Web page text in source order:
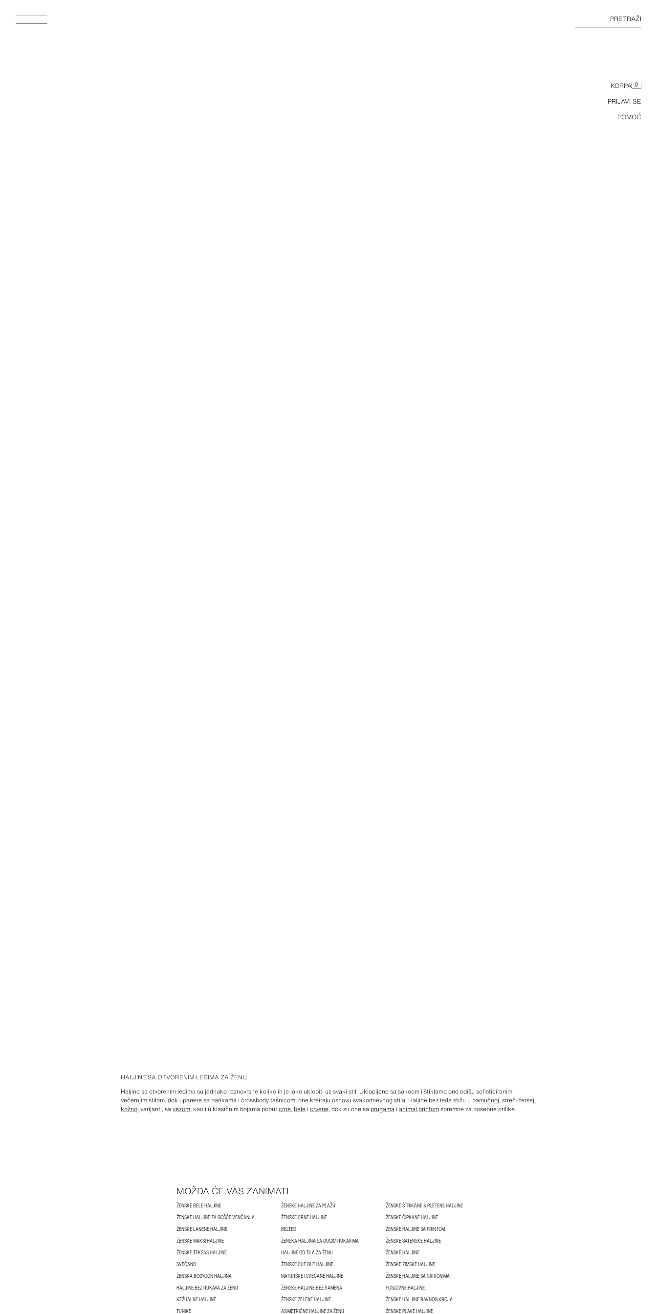
PRETRAŽI
KORPA 0
PRIJAVI SE
POMOĆ
HALJINE SA OTVORENIM LEĐIMA ZA ŽENU
Haljine sa otvorenim leđima su jednako raznovrsne koliko ih je lako uklopiti uz svaki stil. Uklopljene sa sakoom i štiklama one odišu sofisticiranim
večernjim stilom, dok uparene sa parikama i crossbody tašnicom, one kreiraju osnovu svakodnevnog stila. Haljine bez leđa stižu u pamučnoj, streč-žersej,
kožnoj varijanti, savezom, kao i u klasičnim bojama poputcrne, bele icrvene, dok su one sa prugama ianimal printomspremne za posebne prilike.
MOŽDA ĆE VAS ZANIMATI
ŽENSKE BELE HALJINE ŽENSKE HALJINE ZA PLAŽU
ŽENSKE ŠTRIKANE & PLETENE HALJINE
ŽENSKE HALJINE ZA GOŠĆE VENČANJA
ŽENSKE CRNE HALJINE
ŽENSKE ČIPKANE HALJINE
ŽENSKE LANENE HALJINE
BELTED
ŽENSKE HALJINE SA PRINTOM
ŽENSKE MAKSI HALJINE
ŽENSKA HALJINA SA DUGIM RUKAVIMA
ŽENSKE SATENSKE HALJINE
ŽENSKE TEKSAS HALJINE
HALJINE OD TILA ZA ŽENU
ŽENSKE HALJINE
SVEČANO
ŽENSKE CUT OUT HALJINE
ŽENSKE ZIMSKE HALJINE
ŽENSKA BODYCON HALJINA
MATURSKE I SVEČANE HALJINE
ŽENSKE HALJINE SA CIRKONIMA
HALJINE BEZ RUKAVA ZA ŽENU
ŽENSKE HALJINE BEZ RAMENA
POSLOVNE HALJINE
KEŽUALNE HALJINE
ŽENSKE ZELENE HALJINE
ŽENSKE HALJINE RAVNOG KROJA
TUNIKE
ASIMETRIČNE HALJINE ZA ŽENU
ŽENSKE PLAVE HALJINE